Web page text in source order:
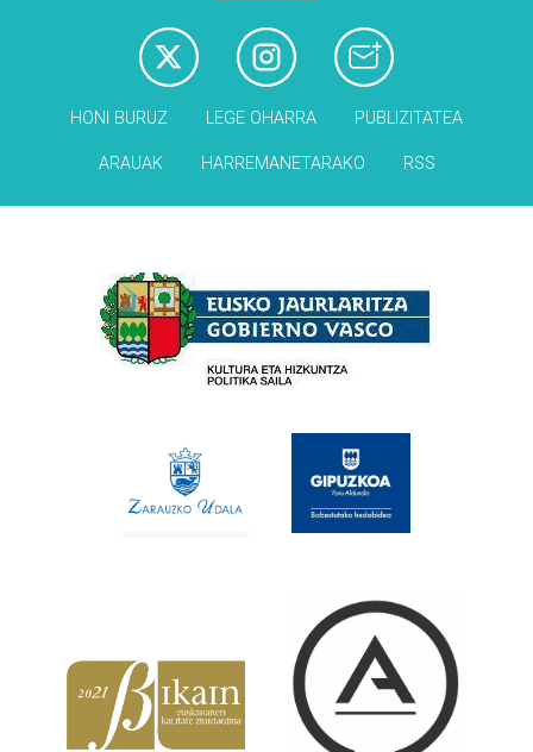
HONI BURUZ LEGE OHARRA PUBLIZITATEA
ARAUAK HARREMANETARAKO RSS